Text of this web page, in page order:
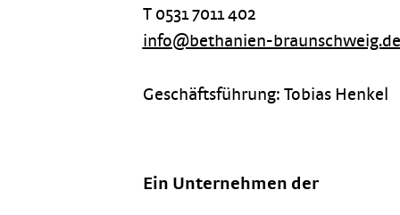
T 0531 7011 402
info@bethanien-braunschweig.de
Geschäftsführung: Tobias Henkel
Ein Unternehmen der